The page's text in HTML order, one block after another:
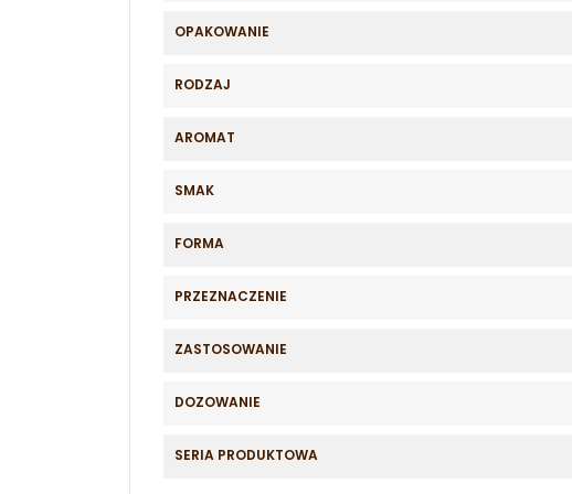
OPAKOWANIE
RODZAJ
AROMAT
SMAK
FORMA
PRZEZNACZENIE
ZASTOSOWANIE
DOZOWANIE
SERIA PRODUKTOWA